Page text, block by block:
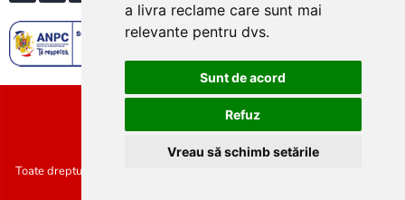
a livra reclame care sunt mai
relevante pentru dvs.
Sunt de acord
Refuz
Vreau să schimb setările
Toate drepturile rezervate SC Calor SRL :: Copyright 2021 :: Realizat de